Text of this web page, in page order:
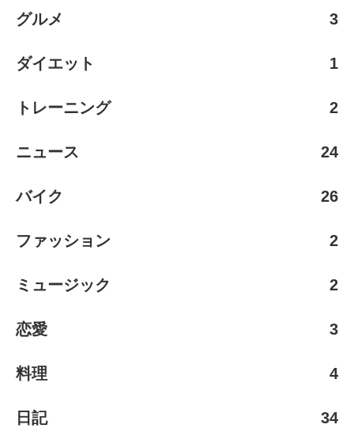
グルメ 3
ダイエット 1
トレーニング 2
ニュース 24
バイク 26
ファッション 2
ミュージック 2
恋愛 3
料理 4
日記 34